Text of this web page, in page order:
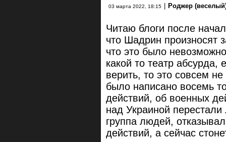
03 марта 2022, 18:15 | Роджер
Читаю блоги после
что Шадрин произносят
что это было
какой то театр абсурда,
верить, то это совсем
было написано восемь
действий, об военных
над Украиной
группа людей,
действий, а сейчас